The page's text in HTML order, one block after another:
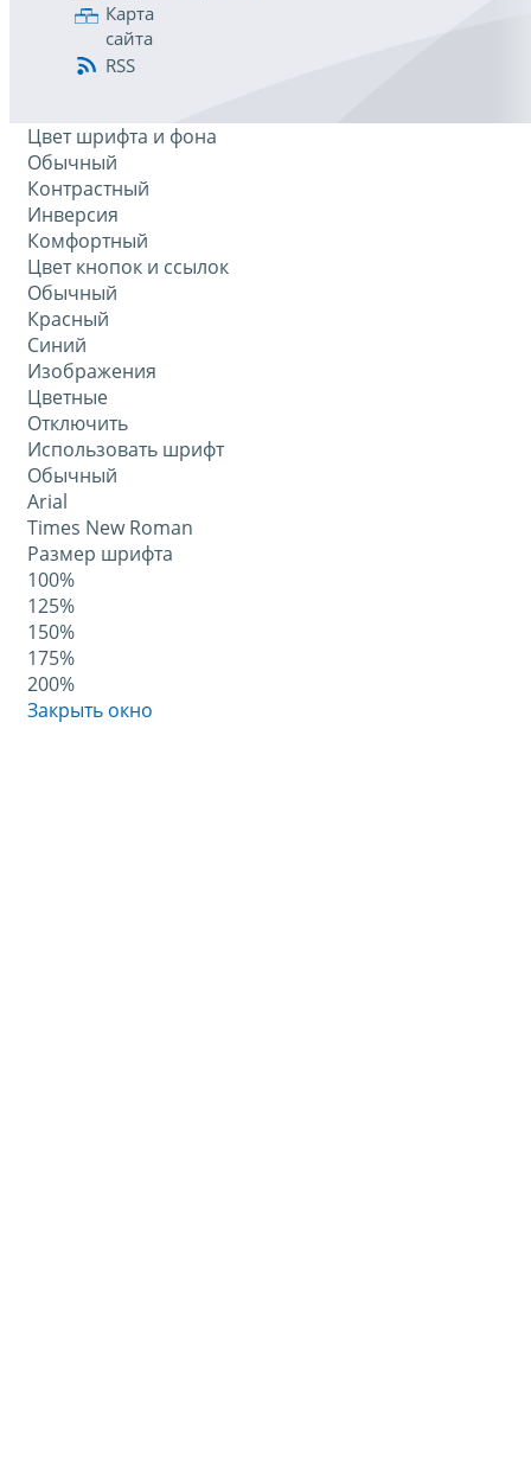
Карта
сайта
RSS
Цвет шрифта и фона
Обычный
Контрастный
Инверсия
Комфортный
Цвет кнопок и ссылок
Обычный
Красный
Синий
Изображения
Цветные
Отключить
Использовать шрифт
Обычный
Arial
Times New Roman
Размер шрифта
100%
125%
150%
175%
200%
Закрыть окно